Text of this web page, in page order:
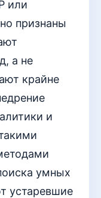
или
признаны
а не
крайне
и
умных
устаревшие